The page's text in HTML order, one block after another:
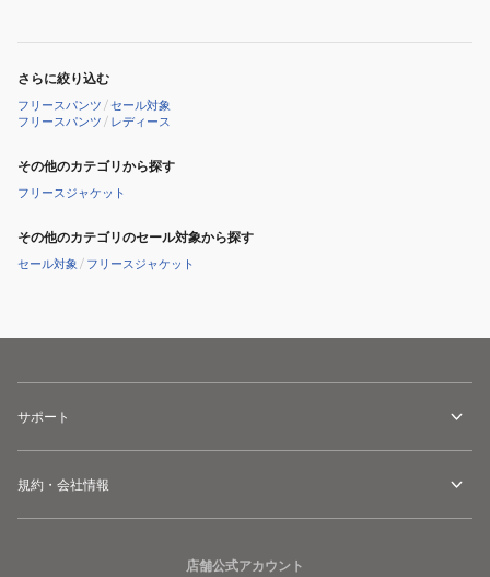
毛
パ
ツ
毛
さらに絞り込む
フリースパンツ /セール対象
フリースパンツ / レディース
その他のカテゴリから探す
フリースジャケット
その他のカテゴリのセール対象から探す
セール対象 / フリースジャケット
サポート
規約・会社情報
店舗公式アカウント